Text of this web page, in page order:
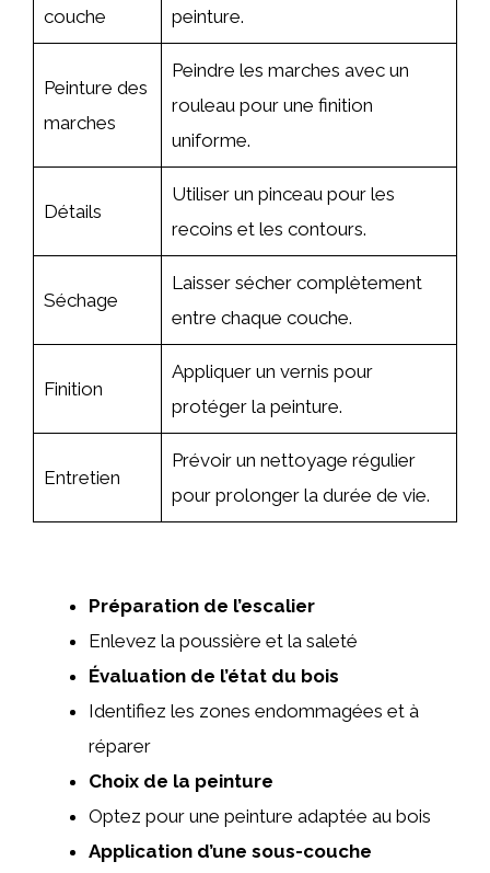
couche
peinture.
Peinture des
marches
Peindre les marches avec un
rouleau pour une finition
uniforme.
Détails
Utiliser un pinceau pour les
recoins et les contours.
Séchage
Laisser sécher complètement
entre chaque couche.
Finition
Appliquer un vernis pour
protéger la peinture.
Entretien
Prévoir un nettoyage régulier
pour prolonger la durée de vie.
Préparation de l’escalier
Enlevez la poussière et la saleté
Évaluation de l’état du bois
Identifiez les zones endommagées et à
réparer
Choix de la peinture
Optez pour une peinture adaptée au bois
Application d’une sous-couche